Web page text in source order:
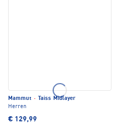
Mammut ·
Taiss Midlayer
Herren
€ 129,99